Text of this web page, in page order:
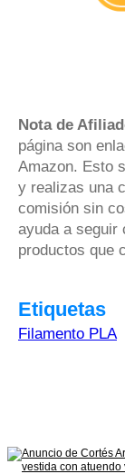
Nota de
página son
Amazon. Esto
y realizas una
comisión sin
ayuda a seguir
productos que
Etiquetas
Filamento PLA